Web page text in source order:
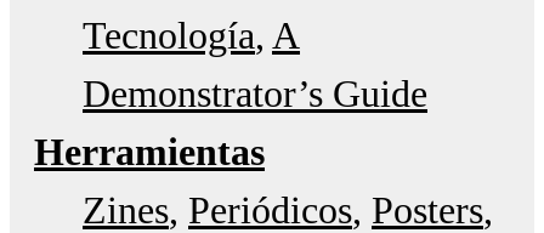
Tecnología A
Demonstrator’s Guide
Herramientas
Zines Periódicos Posters